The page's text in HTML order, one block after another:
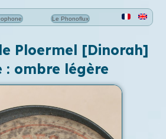
Le Phonoflux
Ploermel [Dinorah]
: ombre légère